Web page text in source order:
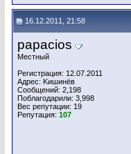
16.12.2011, 21:58
papacios
Местный
Регистрация: 12.07.2011
Адрес: Kишинёв
Сообщений: 2,198
Поблагодарили: 3,998
Вес репутации: 19
Репутация: 107